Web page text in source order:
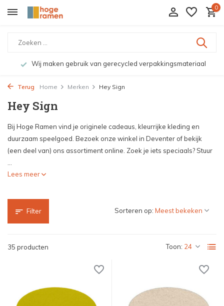
0
Bekijk de producten live in onze winkel in
Terug Home Merken Hey Sign
Hey Sign
Bij Hoge Ramen vind je originele cadeaus, kleurrijke kleding en
duurzaam speelgoed. Bezoek onze winkel in Deventer of bekijk
(een deel van) ons assortiment online. Zoek je iets speciaals? Stuur
Lees meer
Filter
35 producten Toon:
Sorteren op: